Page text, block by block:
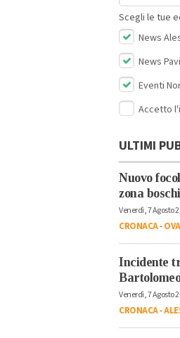
Scegli le tue
News
News
Eventi
Accetto
ULTIMI
Nuovo
zona
Venerdì, 7 Agosto
CRONACA-
Incidente
Venerdì, 7 Agosto
CRONACA-